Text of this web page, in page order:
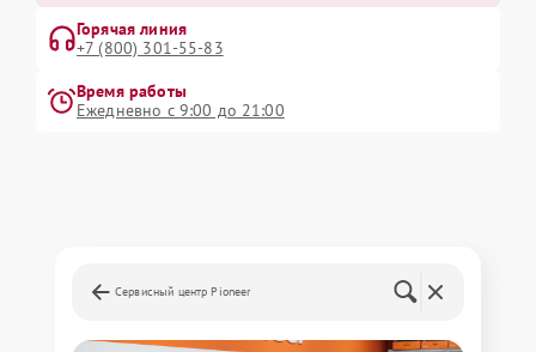
Горячая линия
+7 (800) 301-55-83
Время работы
Ежедневно с 9:00 до 21:00
Сервисный центр Pioneer